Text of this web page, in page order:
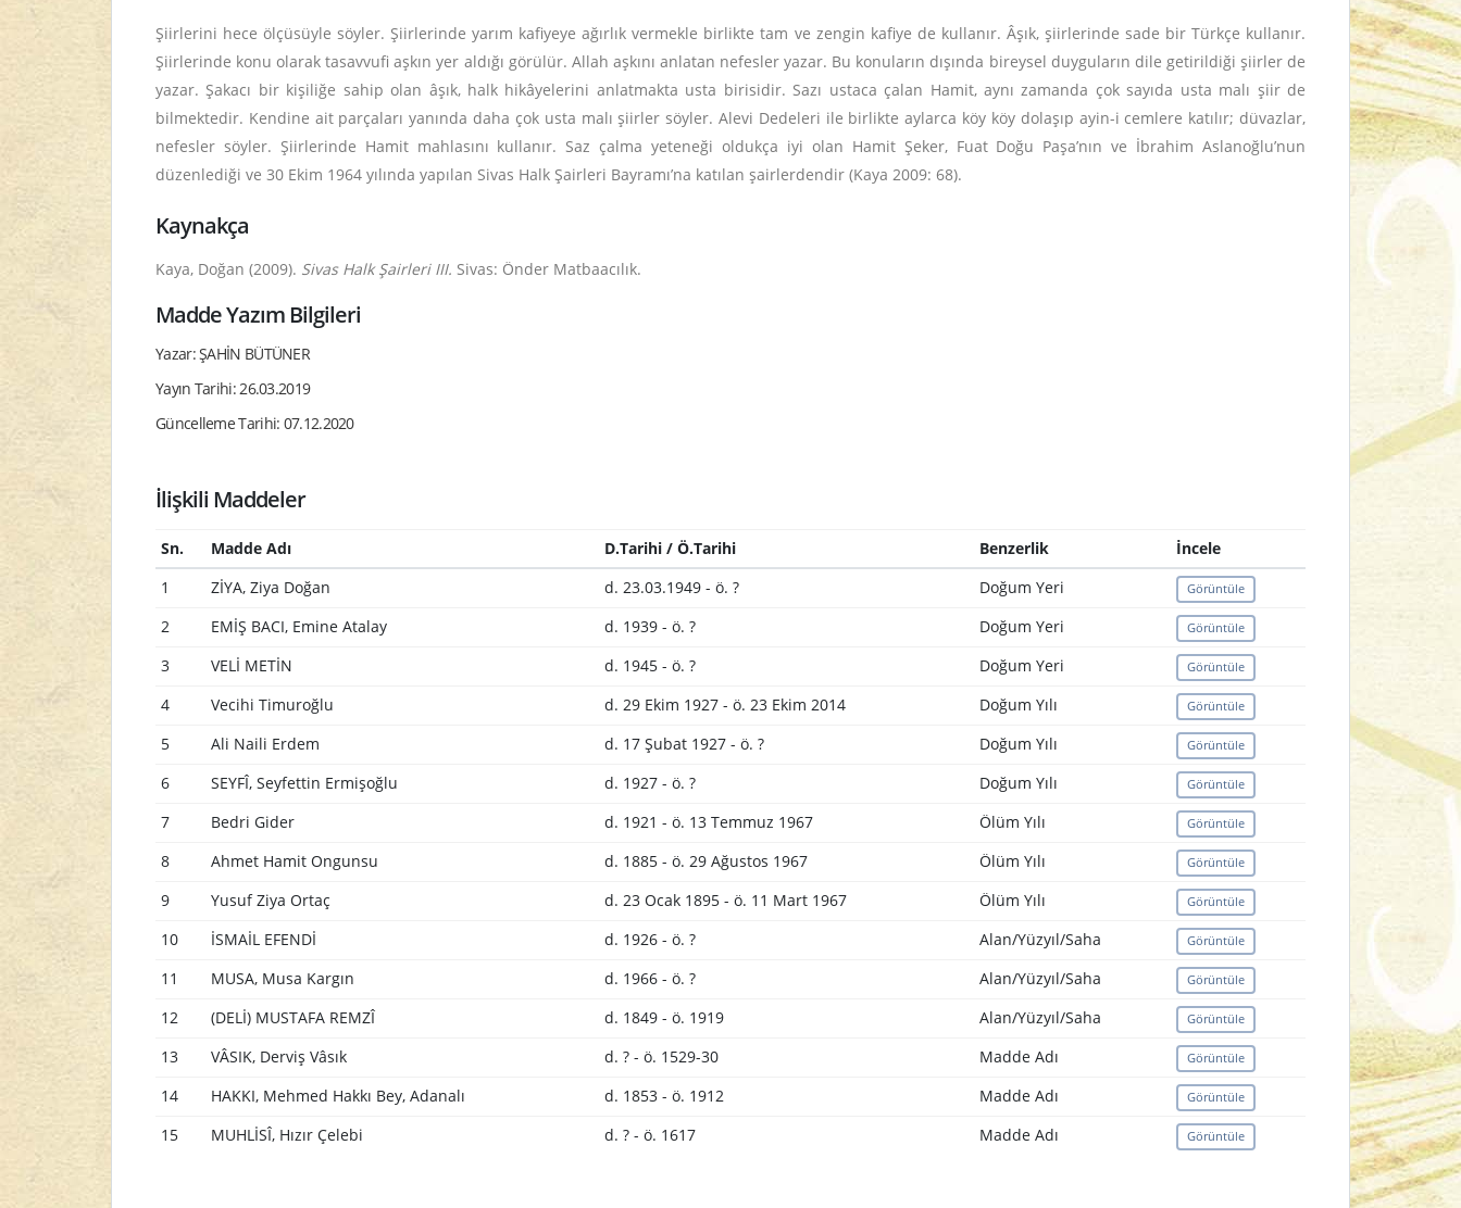
Şiirlerini hece ölçüsüyle söyler. Şiirlerinde yarım kafiyeye ağırlık vermekle birlikte tam ve zengin kafiye de kullanır. Âşık, şiirlerinde sade bir Türkçe kullanır.
Şiirlerinde konu olarak tasavvufi aşkın yer aldığı görülür. Allah aşkını anlatan nefesler yazar. Bu konuların dışında bireysel duyguların dile getirildiği şiirler de
yazar. Şakacı bir kişiliğe sahip olan âşık, halk hikâyelerini anlatmakta usta birisidir. Sazı ustaca çalan Hamit, aynı zamanda çok sayıda usta malı şiir de
bilmektedir. Kendine ait parçaları yanında daha çok usta malı şiirler söyler. Alevi Dedeleri ile birlikte aylarca köy köy dolaşıp ayin-i cemlere katılır; düvazlar,
nefesler söyler. Şiirlerinde Hamit mahlasını kullanır. Saz çalma yeteneği oldukça iyi olan Hamit Şeker, Fuat Doğu Paşa’nın ve İbrahim Aslanoğlu’nun
düzenlediği ve 30 Ekim 1964 yılında yapılan Sivas Halk Şairleri Bayramı’na katılan şairlerdendir (Kaya 2009: 68).
Kaynakça
Kaya, Doğan (2009). Sivas Halk Şairleri III. Sivas: Önder Matbaacılık.
Madde Yazım Bilgileri
Yazar: ŞAHİN BÜTÜNER
Yayın Tarihi: 26.03.2019
Güncelleme Tarihi: 07.12.2020
İlişkili Maddeler
Sn. Madde Adı D.Tarihi / Ö.Tarihi Benzerlik
İncele
1
ZİYA, Ziya Doğan d. 23.03.1949 - ö. ? Doğum Yeri Görüntüle
2 EMİŞ BACI, Emine Atalay d. 1939 - ö. ? Doğum Yeri Görüntüle
3 VELİ METİN d. 1945 - ö. ? Doğum Yeri Görüntüle
4 Vecihi Timuroğlu d. 29 Ekim 1927 - ö. 23 Ekim 2014 Doğum Yılı Görüntüle
5 Ali Naili Erdem d. 17 Şubat 1927 - ö. ? Doğum Yılı Görüntüle
6 SEYFÎ, Seyfettin Ermişoğlu d. 1927 - ö. ? Doğum Yılı Görüntüle
7 Bedri Gider d. 1921 - ö. 13 Temmuz 1967 Ölüm Yılı Görüntüle
8 Ahmet Hamit Ongunsu d. 1885 - ö. 29 Ağustos 1967 Ölüm Yılı Görüntüle
9 Yusuf Ziya Ortaç d. 23 Ocak 1895 - ö. 11 Mart 1967 Ölüm Yılı Görüntüle
10 İSMAİL EFENDİ d. 1926 - ö. ? Alan/Yüzyıl/Saha Görüntüle
11 MUSA, Musa Kargın d. 1966 - ö. ? Alan/Yüzyıl/Saha Görüntüle
12 (DELİ) MUSTAFA REMZÎ d. 1849 - ö. 1919 Alan/Yüzyıl/Saha Görüntüle
13 VÂSIK, Derviş Vâsık d. ? - ö. 1529-30 Madde Adı Görüntüle
14 HAKKI, Mehmed Hakkı Bey, Adanalı d. 1853 - ö. 1912 Madde Adı Görüntüle
15 MUHLİSÎ, Hızır Çelebi d. ? - ö. 1617 Madde Adı Görüntüle